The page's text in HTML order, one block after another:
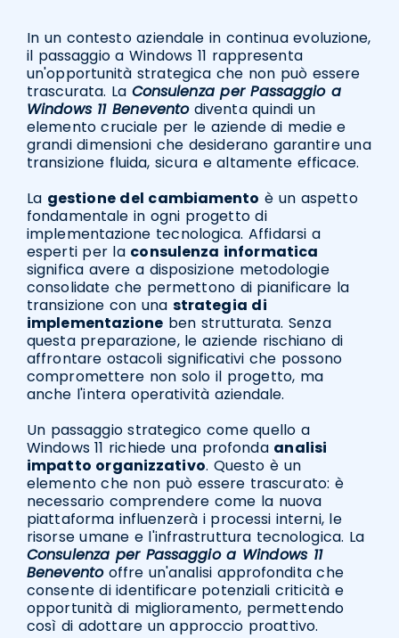
In un contesto aziendale in continua evoluzione,
il passaggio a Windows 11 rappresenta
un'opportunità strategica che non può essere
trascurata. La Consulenza per Passaggio a
Windows 11 Beneventodiventa quindi un
elemento cruciale per le aziende di medie e
grandi dimensioni che desiderano garantire una
transizione fluida, sicura e altamente efficace.
La gestione del cambiamento è un aspetto
fondamentale in ogni progetto di
implementazione tecnologica. Affidarsi a
esperti per la consulenza informatica
significa avere a disposizione metodologie
consolidate che permettono di pianificare la
transizione con una strategia di
implementazione ben strutturata. Senza
questa preparazione, le aziende rischiano di
affrontare ostacoli significativi che possono
compromettere non solo il progetto, ma
anche l'intera operatività aziendale.
Un passaggio strategico come quello a
Windows 11 richiede una profonda analisi
impatto organizzativo. Questo è un
elemento che non può essere trascurato: è
necessario comprendere come la nuova
piattaforma influenzerà i processi interni, le
risorse umane e l'infrastruttura tecnologica. La
Consulenza per Passaggio a Windows 11
Beneventooffre un'analisi approfondita che
consente di identificare potenziali criticità e
opportunità di miglioramento, permettendo
così di adottare un approccio proattivo.